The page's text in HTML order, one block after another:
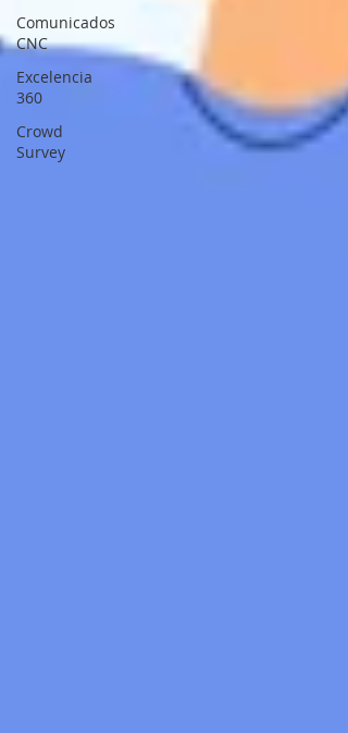
Comunicados
CNC
Excelencia
360
Crowd
Survey